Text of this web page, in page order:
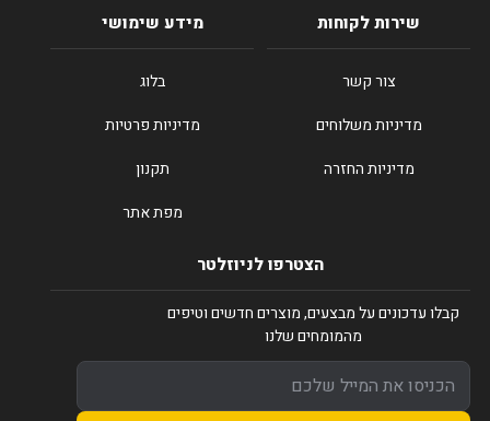
שירות לקוחות
צור קשר
מדיניות משלוחים
מדיניות החזרה
מידע שימושי
בלוג
מדיניות פרטיות
תקנון
מפת אתר
הצטרפו לניוזלטר
קבלו עדכונים על מבצעים, מוצרים חדשים וטיפים
מהמומחים שלנו